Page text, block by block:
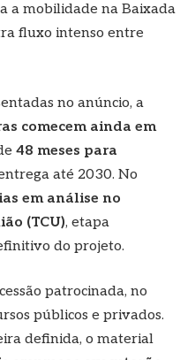
a mobilidade na Baixada
fluxo intenso entre
no anúncio, a
comecem ainda em
48 meses para
até 2030. No
em análise no
(TCU), etapa
do projeto.
patrocinada, no
públicos e privados.
definida, o material